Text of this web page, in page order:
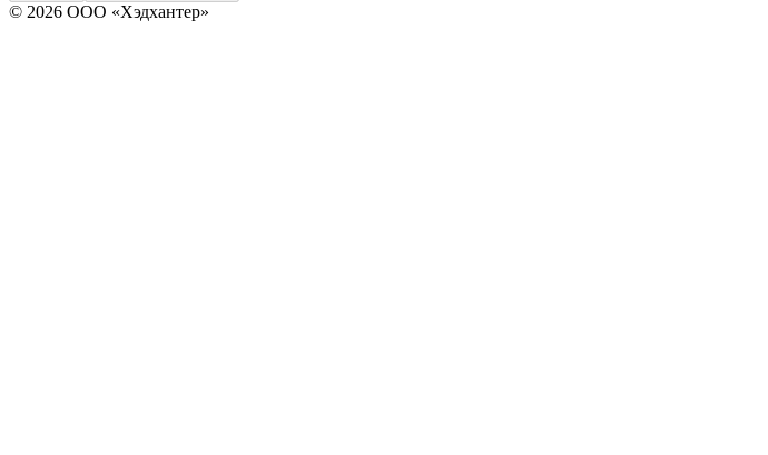
© 2026 ООО «Хэдхантер»